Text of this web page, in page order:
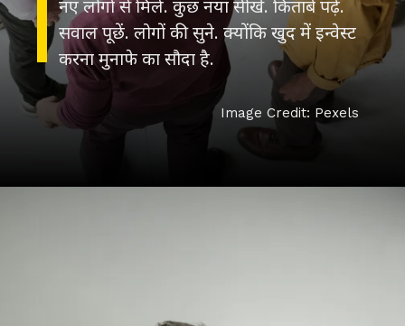
नए लोगों से मिले. कुछ नया सीखें. किताबें पढ़ें.
सवाल पूछें. लोगों की सुने. क्योंकि खुद में इन्वेस्ट
करना मुनाफे का सौदा है.
Image Credit: Pexels